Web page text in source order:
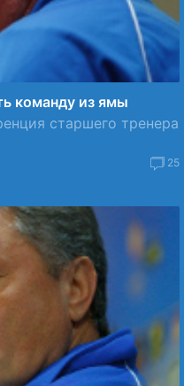
команду из ямы
старшего тренера
25